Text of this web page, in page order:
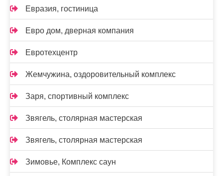
Евразия, гостиница
Евро дом, дверная компания
Евротехцентр
Жемчужина, оздоровительный комплекс
Заря, спортивный комплекс
Звягель, столярная мастерская
Звягель, столярная мастерская
Зимовье, Комплекс саун